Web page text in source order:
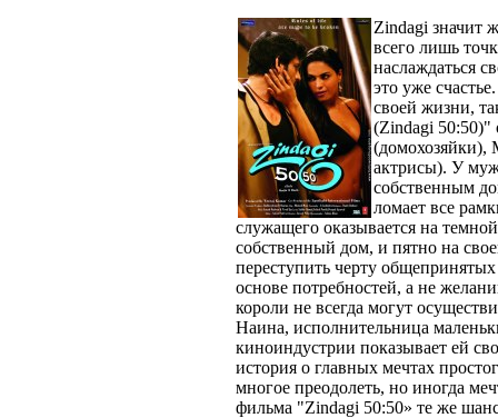
Zindagi значит
всего лишь
наслаждаться
это уже
своей жизни,
(Zindagi 50:50)"
актрисы). У
собственным
ломает все
служащего оказывается на
собственный дом, и пятно на
переступить черту
основе потребностей, а не
короли не всегда могут
Наина, исполнительница
киноиндустрии показывает ей
история о главных мечтах
многое преодолеть, но иногда
фильма "Zindagi 50:50» те же